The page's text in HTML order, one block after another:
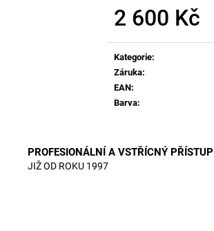
2 600 Kč
Kategorie:
Záruka:
EAN:
Barva:
PROFESIONÁLNÍ A VSTŘÍCNÝ PŘÍSTUP
JIŽ OD ROKU 1997